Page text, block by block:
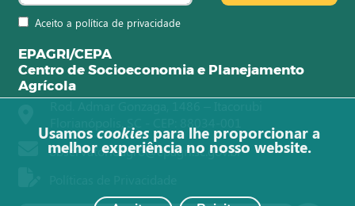
Aceito a política de privacidade
EPAGRI/CEPA
Centro de Socioeconomia e Planejamento
Agrícola
observatorioagro@epagri.sc.gov.br
Usamos cookies para lhe proporcionar a
melhor experiência no nosso website.